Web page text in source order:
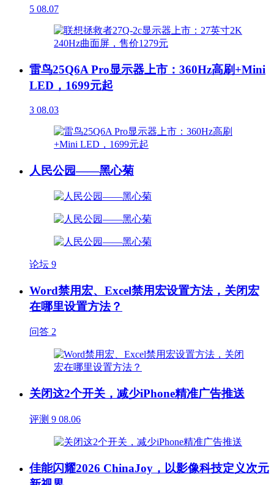
5 08.07
雷鸟25Q6A Pro显示器上市：360Hz高刷+Mini
LED，1699元起
3 08.03
人民公园——黑心菊
论坛 9
Word禁用宏、Excel禁用宏设置方法，关闭宏
在哪里设置方法？
问答 2
关闭这2个开关，减少iPhone精准广告推送
评测 9 08.06
佳能闪耀2026 ChinaJoy，以影像科技定义次元